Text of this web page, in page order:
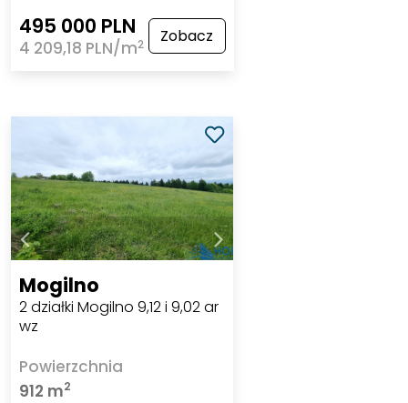
495 000 PLN
4 209,18 PLN/m2 Zobacz
Mogilno
2 działki Mogilno 9,12 i 9,02 ar
wz
Powierzchnia
912 m2